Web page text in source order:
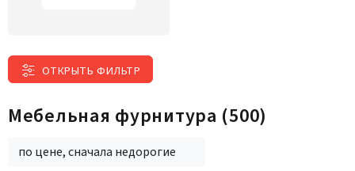
ОТКРЫТЬ ФИЛЬТР
Мебельная фурнитура (500)
по цене, сначала недорогие